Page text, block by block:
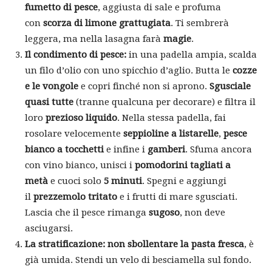
fumetto di pesce, aggiusta di sale e profuma
con scorza di limone grattugiata. Ti sembrerà
leggera, ma nella lasagna farà magie.
Il condimento di pesce: in una padella ampia, scalda
un filo d’olio con uno spicchio d’aglio. Butta le cozze
e le vongole e copri finché non si aprono. Sgusciale
quasi tutte (tranne qualcuna per decorare) e filtra il
loro prezioso liquido. Nella stessa padella, fai
rosolare velocemente seppioline a listarelle, pesce
bianco a tocchetti e infine i gamberi. Sfuma ancora
con vino bianco, unisci i pomodorini tagliati a
metà e cuoci solo 5 minuti. Spegni e aggiungi
il prezzemolo tritato e i frutti di mare sgusciati.
Lascia che il pesce rimanga sugoso, non deve
asciugarsi.
La stratificazione: non sbollentare la pasta fresca, è
già umida. Stendi un velo di besciamella sul fondo.